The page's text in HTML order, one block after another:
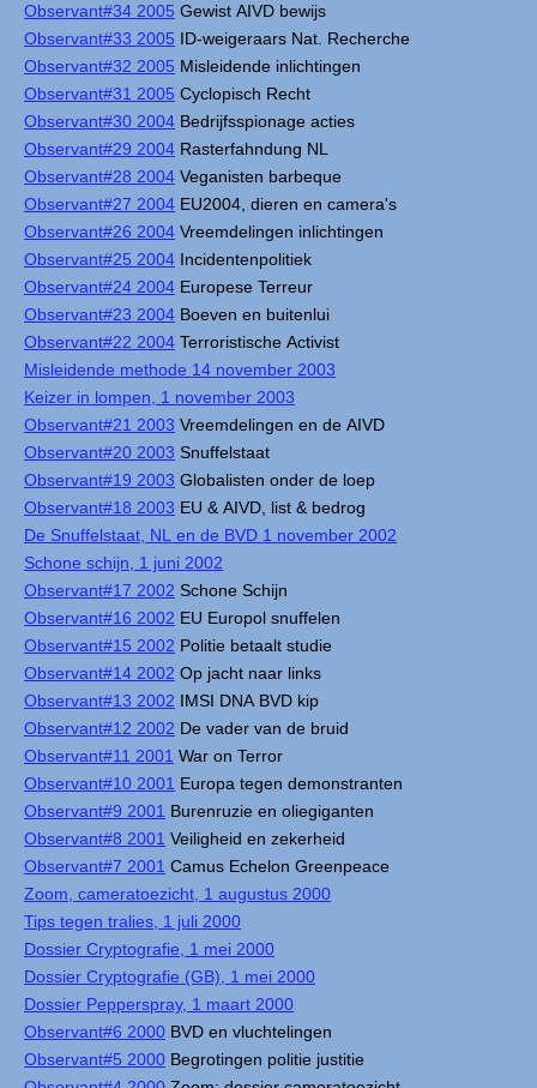
Observant#34 2005 Gewist AIVD bewijs
Observant#33 2005 ID-weigeraars Nat. Recherche
Observant#32 2005 Misleidende inlichtingen
Observant#31 2005 Cyclopisch Recht
Observant#30 2004 Bedrijfsspionage acties
Observant#29 2004 Rasterfahndung NL
Observant#28 2004 Veganisten barbeque
Observant#27 2004 EU2004, dieren en camera's
Observant#26 2004 Vreemdelingen inlichtingen
Observant#25 2004 Incidentenpolitiek
Observant#24 2004 Europese Terreur
Observant#23 2004 Boeven en buitenlui
Observant#22 2004 Terroristische Activist
Misleidende methode 14 november 2003
Keizer in lompen, 1 november 2003
Observant#21 2003 Vreemdelingen en de AIVD
Observant#20 2003 Snuffelstaat
Observant#19 2003 Globalisten onder de loep
Observant#18 2003 EU & AIVD, list & bedrog
De Snuffelstaat, NL en de BVD 1 november 2002
Schone schijn, 1 juni 2002
Observant#17 2002 Schone Schijn
Observant#16 2002 EU Europol snuffelen
Observant#15 2002 Politie betaalt studie
Observant#14 2002 Op jacht naar links
Observant#13 2002 IMSI DNA BVD kip
Observant#12 2002 De vader van de bruid
Observant#11 2001 War on Terror
Observant#10 2001 Europa tegen demonstranten
Observant#9 2001 Burenruzie en oliegiganten
Observant#8 2001 Veiligheid en zekerheid
Observant#7 2001 Camus Echelon Greenpeace
Zoom, cameratoezicht, 1 augustus 2000
Tips tegen tralies, 1 juli 2000
Dossier Cryptografie, 1 mei 2000
Dossier Cryptografie (GB), 1 mei 2000
Dossier Pepperspray, 1 maart 2000
Observant#6 2000 BVD en vluchtelingen
Observant#5 2000 Begrotingen politie justitie